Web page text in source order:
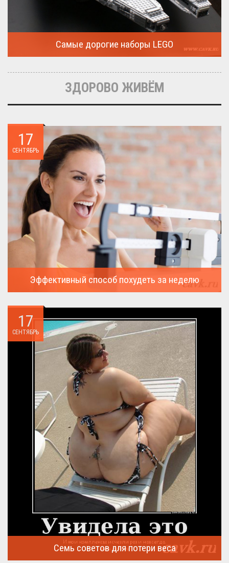
Самые дорогие наборы LEGO
дорогие...
ЗДОРОВО ЖИВЁМ
17
СЕНТЯБРЬ
Эффективный способ похудеть за неделю
всегда...
17
СЕНТЯБРЬ
Семь советов для потери веса